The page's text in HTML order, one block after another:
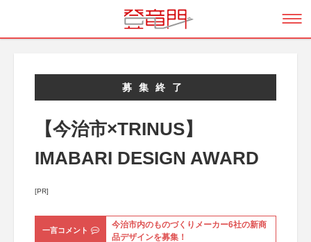
募集終了
【今治市×TRINUS】
IMABARI DESIGN AWARD
[PR]
一言コメント
今治市内のものづくりメーカー6社の新商
品デザインを募集！